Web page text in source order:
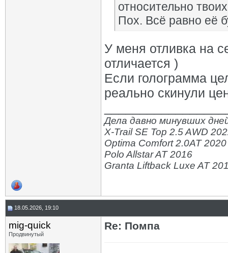
относительно
Пох. Всё равно её
У меня отливка на
отличается )
Если голограмма
реально скинули
Дела давно минувших
X-Trail SE Top 2.5 AWD
Optima Comfort 2.0AT 2020
Polo Allstar AT 2016
Granta Liftback Luxe AT
18.05.2026, 19:10
mig-quick
Продвинутый
Re: Помпа